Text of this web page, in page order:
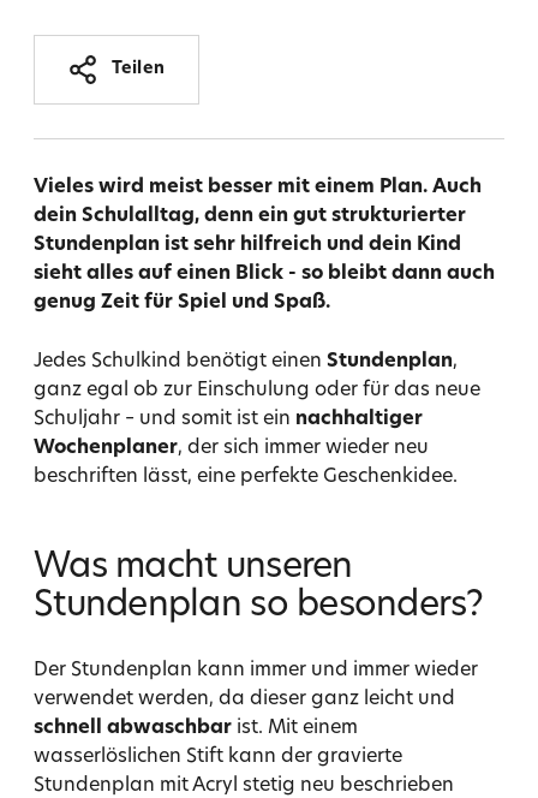
Teilen
in
den
Warenkorb
legen
Vieles wird meist besser mit einem Plan. Auch
dein Schulalltag, denn ein gut strukturierter
Stundenplan ist sehr hilfreich und dein Kind
sieht alles auf einen Blick - so bleibt dann auch
genug Zeit für Spiel und Spaß.
Jedes Schulkind benötigt einen Stundenplan,
ganz egal ob zur Einschulung oder für das neue
Schuljahr – und somit ist ein nachhaltiger
Wochenplaner, der sich immer wieder neu
beschriften lässt, eine perfekte Geschenkidee.
Was macht unseren
Stundenplan so besonders?
Der Stundenplan kann immer und immer wieder
verwendet werden, da dieser ganz leicht und
schnell abwaschbar ist. Mit einem
wasserlöslichen Stift kann der gravierte
Stundenplan mit Acryl stetig neu beschrieben